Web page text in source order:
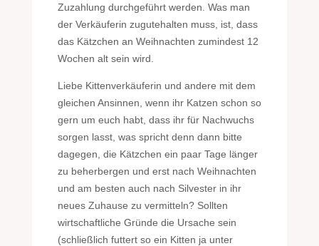
Zuzahlung durchgeführt werden. Was man
der Verkäuferin zugutehalten muss, ist, dass
das Kätzchen an Weihnachten zumindest 12
Wochen alt sein wird.
Liebe Kittenverkäuferin und andere mit dem
gleichen Ansinnen, wenn ihr Katzen schon so
gern um euch habt, dass ihr für Nachwuchs
sorgen lasst, was spricht denn dann bitte
dagegen, die Kätzchen ein paar Tage länger
zu beherbergen und erst nach Weihnachten
und am besten auch nach Silvester in ihr
neues Zuhause zu vermitteln? Sollten
wirtschaftliche Gründe die Ursache sein
(schließlich futtert so ein Kitten ja unter